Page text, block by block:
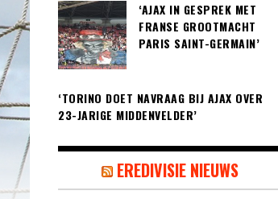
‘AJAX IN GESPREK MET
FRANSE GROOTMACHT
PARIS SAINT-GERMAIN’
‘TORINO DOET NAVRAAG BIJ AJAX OVER
23-JARIGE MIDDENVELDER’
EREDIVISIE NIEUWS